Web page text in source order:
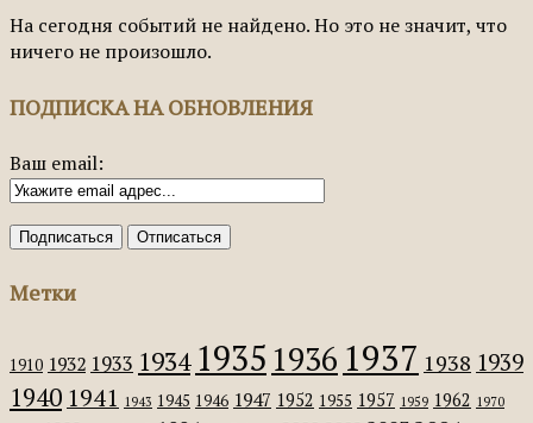
На сегодня событий не найдено. Но это не значит, что
ничего не произошло.
ПОДПИСКА НА ОБНОВЛЕНИЯ
Ваш email:
Метки
1910 1932 1933 1934 1935 1936 1937 1938 1939
1940 1941 1943 1945 1946 1947 1952 1955 1957 1959 1962 1970